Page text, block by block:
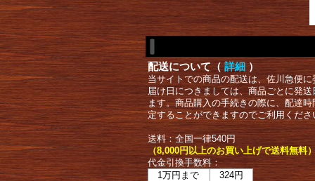
配送について（ 詳細 ）
当サイトでの商品の配送は、佐川急便
届け日につきましては、商品ごとに発
ます。商品購入の手続きの際に、配達
定することができますのでご利用くださ
送料：全国一律540円
（8,000円以上のお買い上げで送料無料
代金引換手数料：
1万円まで
324円